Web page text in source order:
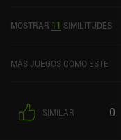
y de 4,5 sobre 5,0 en la
MOSTRAR 11 SIMILITUDES
MÁS JUEGOS COMO ESTE
SIMILAR 0